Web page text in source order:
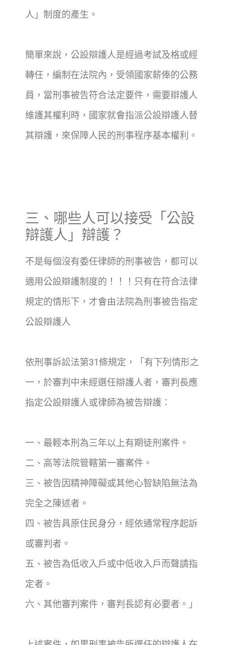
人」制度的產生。
簡單來說，公設辯護人是經過考試及格或經
轉任，編制在法院內，受領國家薪俸的公務
員，當刑事被告符合法定要件，需要辯護人
維護其權利時，國家就會指派公設辯護人替
其辯護，來保障人民的刑事程序基本權利。
三、哪些人可以接受「公設
辯護人」辯護？
不是每個沒有委任律師的刑事被告，都可以
適用公設辯護制度的！！！只有在符合法律
規定的情形下，才會由法院為刑事被告指定
公設辯護人
依刑事訴訟法第31條規定，「有下列情形之
一，於審判中未經選任辯護人者，審判長應
指定公設辯護人或律師為被告辯護：
一、最輕本刑為三年以上有期徒刑案件。
二、高等法院管轄第一審案件。
三、被告因精神障礙或其他心智缺陷無法為
完全之陳述者。
四、被告具原住民身分，經依通常程序起訴
或審判者。
五、被告為低收入戶或中低收入戶而聲請指
定者。
六、其他審判案件，審判長認有必要者。」